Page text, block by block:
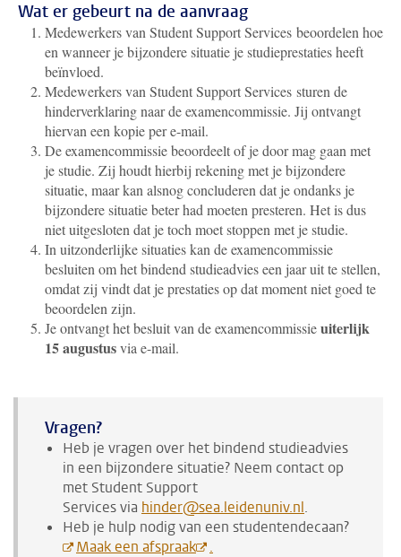
Wat er gebeurt na de aanvraag
Medewerkers van Student Support Services beoordelen hoe
en wanneer je bijzondere situatie je studieprestaties heeft
beïnvloed.
Medewerkers van Student Support Services sturen de
hinderverklaring naar de examencommissie. Jij ontvangt
hiervan een kopie per e-mail.
De examencommissie beoordeelt of je door mag gaan met
je studie. Zij houdt hierbij rekening met je bijzondere
situatie, maar kan alsnog concluderen dat je ondanks je
bijzondere situatie beter had moeten presteren. Het is dus
niet uitgesloten dat je toch moet stoppen met je studie.
In uitzonderlijke situaties kan de examencommissie
besluiten om het bindend studieadvies een jaar uit te stellen,
omdat zij vindt dat je prestaties op dat moment niet goed te
beoordelen zijn.
Je ontvangt het besluit van de examencommissieuiterlijk
15 augustusvia e-mail.
Vragen?
Heb je vragen over het bindend studieadvies
in een bijzondere situatie? Neem contact op
met Student Support
Servicesvia hinder@sea.leidenuniv.nl.
Heb je hulp nodig van een studentendecaan?
Maak een afspraak
.